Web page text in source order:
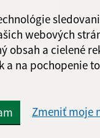
webových
obsah a cielené
a na pochopenie
Zmeniť moje
Response